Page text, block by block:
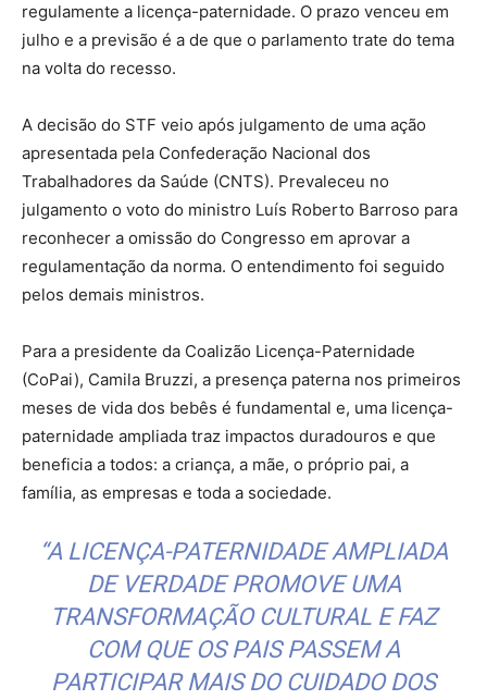
regulamente a licença-paternidade. O prazo venceu em
julho e a previsão é a de que o parlamento trate do tema
na volta do recesso.
A decisão do STF veio após julgamento de uma ação
apresentada pela Confederação Nacional dos
Trabalhadores da Saúde (CNTS). Prevaleceu no
julgamento o voto do ministro Luís Roberto Barroso para
reconhecer a omissão do Congresso em aprovar a
regulamentação da norma. O entendimento foi seguido
pelos demais ministros.
Para a presidente da Coalizão Licença-Paternidade
(CoPai), Camila Bruzzi, a presença paterna nos primeiros
meses de vida dos bebês é fundamental e, uma licença-
paternidade ampliada traz impactos duradouros e que
beneficia a todos: a criança, a mãe, o próprio pai, a
família, as empresas e toda a sociedade.
“A LICENÇA-PATERNIDADE AMPLIADA
DE VERDADE PROMOVE UMA
TRANSFORMAÇÃO CULTURAL E FAZ
COM QUE OS PAIS PASSEM A
PARTICIPAR MAIS DO CUIDADO DOS